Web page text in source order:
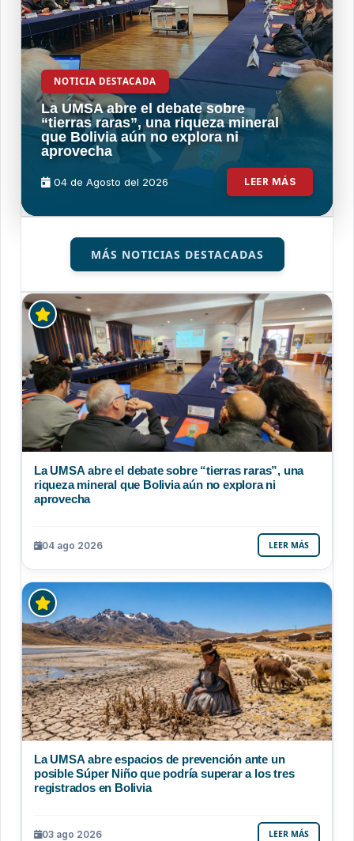
NOTICIA DESTACADA
La UMSA abre el debate sobre
“tierras raras”, una riqueza mineral
que Bolivia aún no explora ni
aprovecha
04 de Agosto del 2026 LEER MÁS
MÁS NOTICIAS DESTACADAS
La UMSA abre el debate sobre “tierras raras”, una
riqueza mineral que Bolivia aún no explora ni
aprovecha
04 ago 2026 LEER MÁS
La UMSA abre espacios de prevención ante un
posible Súper Niño que podría superar a los tres
registrados en Bolivia
03 ago 2026 LEER MÁS